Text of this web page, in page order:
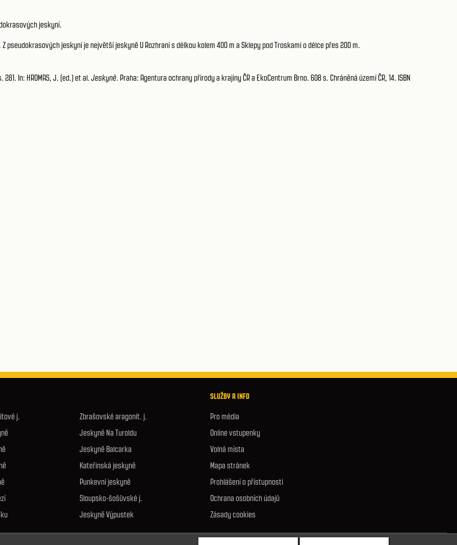
jeskyní.
jeskyní je největší jeskyně U Rozhraní s délkou kolem 400 m a Sklepy pod Troskami o délce přes 200 m.
In: HROMAS, J. (ed.) et al.Jeskyně. Praha: Agentura ochrany přírody a krajiny ČR a EkoCentrum Brno. 608 s. Chráněná území ČR, 14. ISBN
j.
Zbrašovské aragonit. j.
Jeskyně Na Turoldu
Jeskyně Balcarka
Kateřinská jeskyně
Punkevní jeskyně
Sloupsko-šošůvské j.
Jeskyně Výpustek
SLUŽBY A INFO
Pro média
Online vstupenky
Volná místa
Mapa stránek
Prohlášení o přístupnosti
Ochrana osobních údajů
Zásady cookies